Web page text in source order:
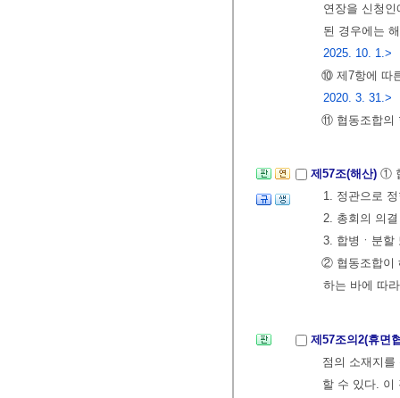
연장을 신청
된 경우에는
2025. 10. 1.>
⑩ 제7항에 따
2020. 3. 31.>
⑪ 협동조합의
제57조(해산) ①
1. 정관으로
2. 총회의 의결
3. 합병ㆍ분할
② 협동조합이
하는 바에 따
제57조의2(휴면
점의 소재지
할 수 있다. 이